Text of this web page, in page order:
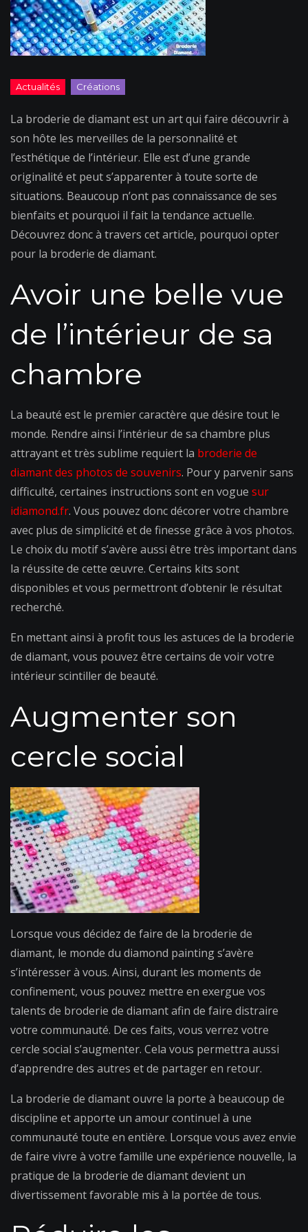
La broderie de diamant est un art qui faire découvrir à
son hôte les merveilles de la personnalité et
l’esthétique de l’intérieur. Elle est d’une grande
originalité et peut s’apparenter à toute sorte de
situations. Beaucoup n’ont pas connaissance de ses
bienfaits et pourquoi il fait la tendance actuelle.
Découvrez donc à travers cet article, pourquoi opter
pour la broderie de diamant.
Avoir une belle vue
de l’intérieur de sa
chambre
La beauté est le premier caractère que désire tout le
monde. Rendre ainsi l’intérieur de sa chambre plus
attrayant et très sublime requiert la broderie de
diamant des photos de souvenirs. Pour y parvenir sans
difficulté, certaines instructions sont en vogue sur
idiamond.fr. Vous pouvez donc décorer votre chambre
avec plus de simplicité et de finesse grâce à vos photos.
Le choix du motif s’avère aussi être très important dans
la réussite de cette œuvre. Certains kits sont
disponibles et vous permettront d’obtenir le résultat
recherché.
En mettant ainsi à profit tous les astuces de la broderie
de diamant, vous pouvez être certains de voir votre
intérieur scintiller de beauté.
Augmenter son
cercle social
Lorsque vous décidez de faire de la broderie de
diamant, le monde du diamond painting s’avère
s’intéresser à vous. Ainsi, durant les moments de
confinement, vous pouvez mettre en exergue vos
talents de broderie de diamant afin de faire distraire
votre communauté. De ces faits, vous verrez votre
cercle social s’augmenter. Cela vous permettra aussi
d’apprendre des autres et de partager en retour.
La broderie de diamant ouvre la porte à beaucoup de
discipline et apporte un amour continuel à une
communauté toute en entière. Lorsque vous avez envie
de faire vivre à votre famille une expérience nouvelle, la
pratique de la broderie de diamant devient un
divertissement favorable mis à la portée de tous.